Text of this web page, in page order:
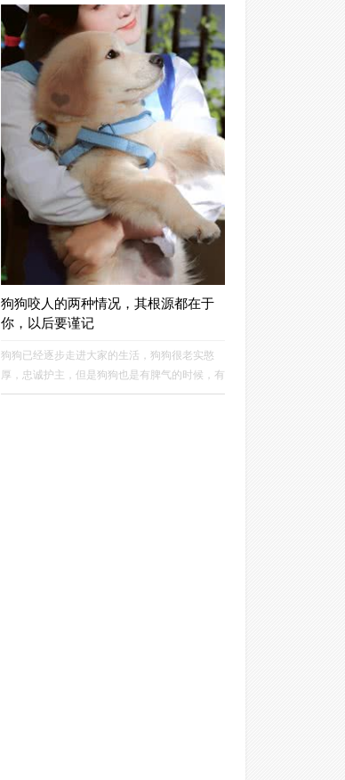
狂犬疫苗，这个针的话主要是看名字就知道啦，
是预防狗子得狂犬病的针，这个针也很重要哦，
记得一定要打。
狗狗咬人的两种情况，其根源都在于
你，以后要谨记
狗狗已经逐步走进大家的生活，狗狗很老实憨
厚，忠诚护主，但是狗狗也是有脾气的时候，有
脾气的时候很有可能会咬人，狗狗在咬人的情况